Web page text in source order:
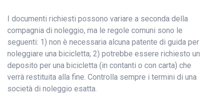
I documenti richiesti possono variare a seconda della
compagnia di noleggio, ma le regole comuni sono le
seguenti: 1) non è necessaria alcuna patente di guida per
noleggiare una bicicletta; 2) potrebbe essere richiesto un
deposito per una bicicletta (in contanti o con carta) che
verrà restituita alla fine. Controlla sempre i termini di una
società di noleggio esatta.